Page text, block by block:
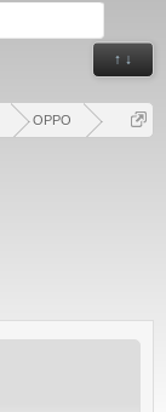
↑ ↓
OPPO